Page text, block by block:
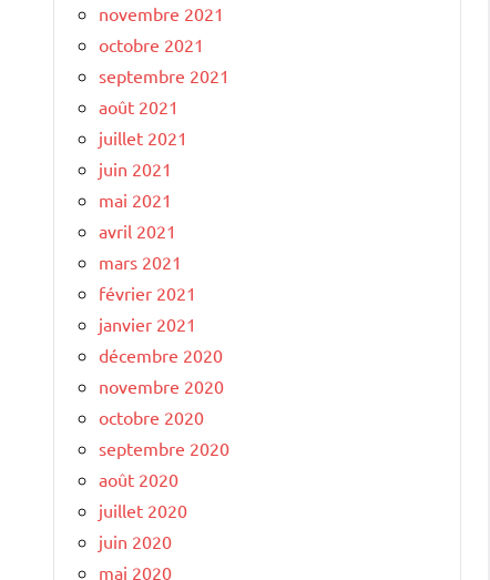
novembre 2021
octobre 2021
septembre 2021
août 2021
juillet 2021
juin 2021
mai 2021
avril 2021
mars 2021
février 2021
janvier 2021
décembre 2020
novembre 2020
octobre 2020
septembre 2020
août 2020
juillet 2020
juin 2020
mai 2020